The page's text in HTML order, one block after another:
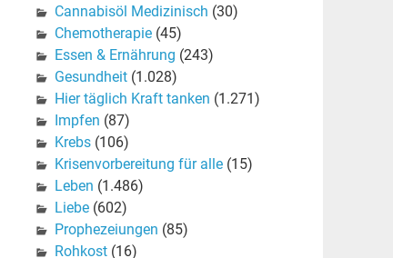
Cannabisöl Medizinisch (30)
Chemotherapie(45)
Essen & Ernährung (243)
Gesundheit(1.028)
Hier täglich Kraft tanken (1.271)
Impfen (87)
Krebs(106)
Krisenvorbereitung für alle(15)
Leben (1.486)
Liebe(602)
Prophezeiungen (85)
Rohkost(16)